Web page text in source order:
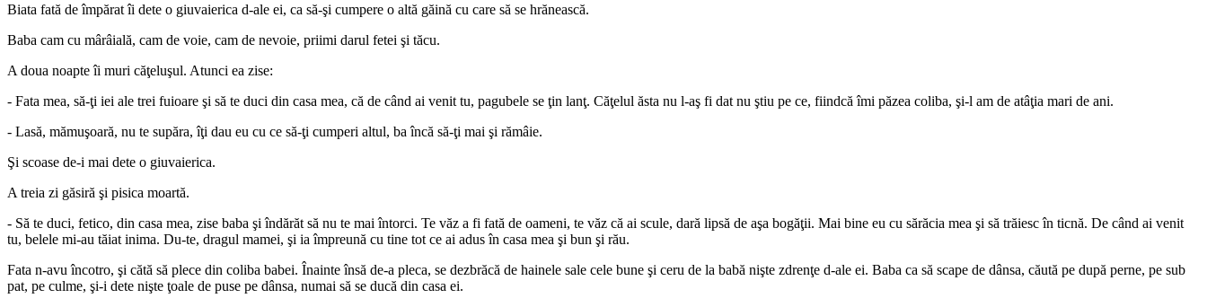
Biata fată de împărat îi dete o giuvaierica d-ale ei, ca să-şi cumpere o altă găină cu care să se hrănească.
Baba cam cu mârâială, cam de voie, cam de nevoie, priimi darul fetei şi tăcu.
A doua noapte îi muri căţeluşul. Atunci ea zise:
- Fata mea, să-ţi iei ale trei fuioare şi să te duci din casa mea, că de când ai venit tu, pagubele se ţin lanţ. Căţelul ăsta nu l-aş fi dat nu ştiu pe ce, fiindcă îmi păzea coliba, şi-l am de atâţia mari de ani.
- Lasă, mămuşoară, nu te supăra, îţi dau eu cu ce să-ţi cumperi altul, ba încă să-ţi mai şi rămâie.
Şi scoase de-i mai dete o giuvaierica.
A treia zi găsiră şi pisica moartă.
- Să te duci, fetico, din casa mea, zise baba şi îndărăt să nu te mai întorci. Te văz a fi fată de oameni, te văz că ai scule, dară lipsă de aşa bogăţii. Mai bine eu cu sărăcia mea şi să trăiesc în ticnă. De când ai venit
tu, belele mi-au tăiat inima. Du-te, dragul mamei, şi ia împreună cu tine tot ce ai adus în casa mea şi bun şi rău.
Fata n-avu încotro, şi cătă să plece din coliba babei. Înainte însă de-a pleca, se dezbrăcă de hainele sale cele bune şi ceru de la babă nişte zdrenţe d-ale ei. Baba ca să scape de dânsa, căută pe după perne, pe sub
pat, pe culme, şi-i dete nişte ţoale de puse pe dânsa, numai să se ducă din casa ei.